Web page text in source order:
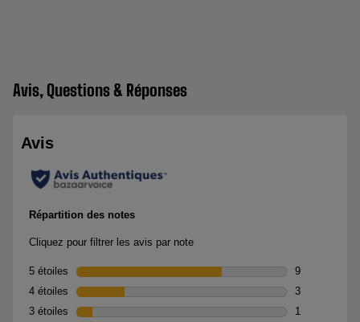
Avis, Questions & Réponses